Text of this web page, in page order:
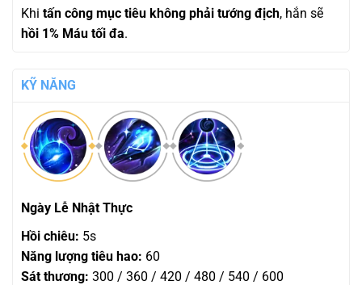
Khi tấn công mục tiêu không phải tướng địch, hắn sẽ
hồi 1% Máu tối đa.
KỸ NĂNG
Ngày Lễ Nhật Thực
Hồi chiêu: 5s
Năng lượng tiêu hao: 60
Sát thương: 300 / 360 / 420 / 480 / 540 / 600